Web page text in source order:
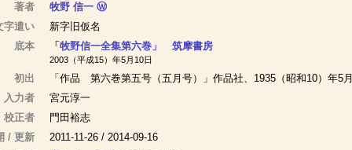
著者
牧野 信一 Ⓦ
字遣い
新字旧仮名
底本
「牧野信一全集第六巻」 筑摩書房
2003（平成15）年5月10日
初出
「作品 第六巻第五号（五月号）」作品社、1935（昭和10）年5
入力者
宮元淳一
校正者
門田裕志
/ 更新
2011-11-26 / 2014-09-16